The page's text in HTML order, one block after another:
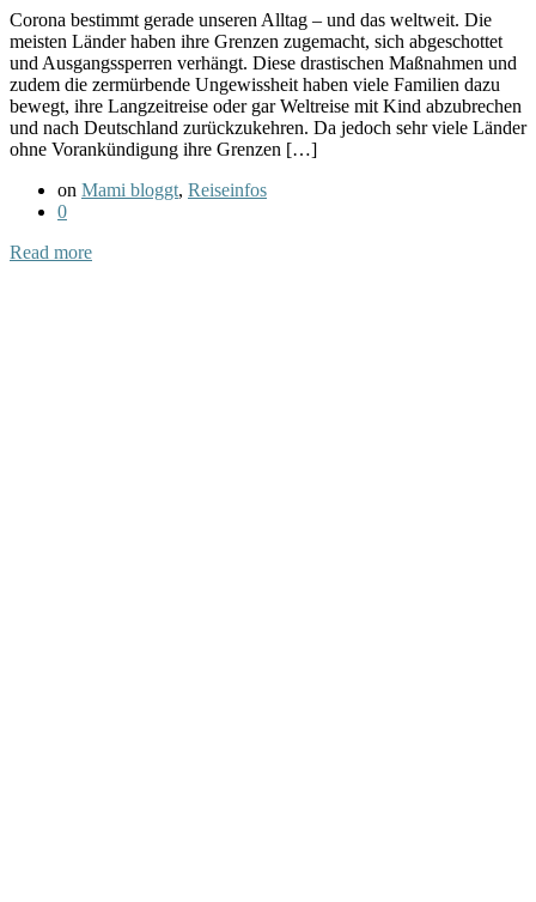
Corona bestimmt gerade unseren Alltag – und das weltweit. Die
meisten Länder haben ihre Grenzen zugemacht, sich abgeschottet
und Ausgangssperren verhängt. Diese drastischen Maßnahmen und
zudem die zermürbende Ungewissheit haben viele Familien dazu
bewegt, ihre Langzeitreise oder gar Weltreise mit Kind abzubrechen
und nach Deutschland zurückzukehren. Da jedoch sehr viele Länder
ohne Vorankündigung ihre Grenzen […]
on Mami bloggt, Reiseinfos
0
Read more